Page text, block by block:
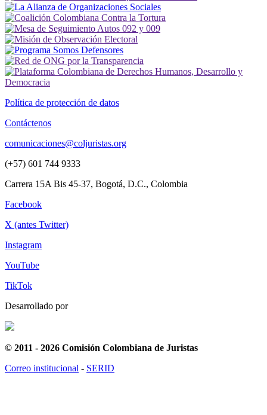
Política de protección de datos
Contáctenos
comunicaciones@coljuristas.org
(+57) 601 744 9333
Carrera 15A Bis 45-37, Bogotá, D.C., Colombia
Facebook
X (antes Twitter)
Instagram
YouTube
TikTok
Desarrollado por
© 2011 - 2026 Comisión Colombiana de Juristas
Correo institucional - SERID